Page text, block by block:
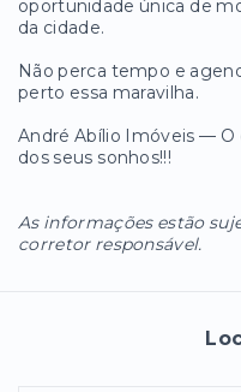
oportunidade única de
da cidade.
Não perca tempo e
perto essa maravilha.
André Abílio Imóveis — O
dos seus sonhos!!!
As informações estão
corretor responsável.